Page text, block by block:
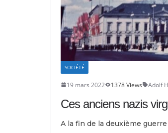
SOCIÉTÉ
19 mars 2022 1378 Views Adolf
Ces anciens nazis
A la fin de la deuxième